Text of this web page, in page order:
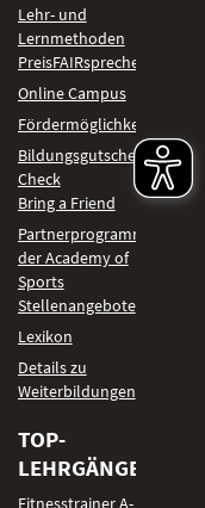
Lehr- und
Lernmethoden
PreisFAIRsprechen
Online Campus
Fördermöglichkeiten
Bildungsgutschein
Check
Bring a Friend
Partnerprogramm
der Academy of
Sports
Stellenangebote
Lexikon
Details zu
Weiterbildungen
TOP-
LEHRGÄNGE
Fitnesstrainer A-